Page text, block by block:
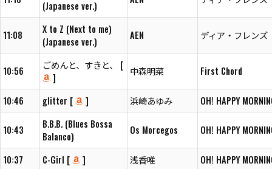
(Japanese ver.)
11:08
X to Z (Next to me)
(Japanese ver.)
AEN ディア・フレンズ
10:56
ごめんと、すきと、 [
]
中森明菜 First Chord
10:46 glitter [ ] 浜崎あゆみ OH! HAPPY
10:43
B.B.B. (Blues Bossa
Balanco)
Os Morcegos OH! HAPPY
10:37 C-Girl [ ] 浅香唯 OH! HAPPY